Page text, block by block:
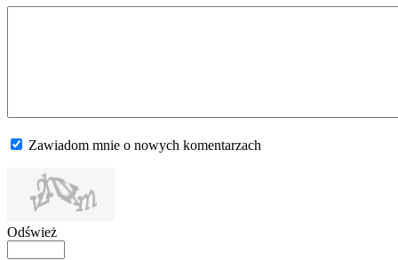
Zawiadom mnie o nowych komentarzach
Odśwież